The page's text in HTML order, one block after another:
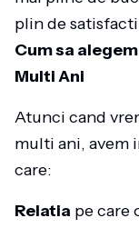
plin de
Cum sa
Multi Ani
Atunci cand
multi ani, avem
care:
Relatia pe care